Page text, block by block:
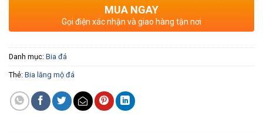
MUA NGAY
Gọi điện xác nhận và giao hàng tận nơi
Danh mục: Bia đá
Thẻ: Bia lăng mộ đá